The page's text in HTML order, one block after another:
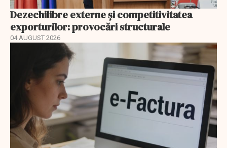
Dezechilibre externe și competitivitatea
exporturilor: provocări structurale
04 AUGUST 2026